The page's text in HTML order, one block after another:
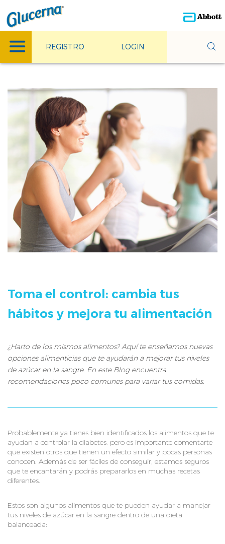
REGISTRO LOGIN
Toma el control: cambia tus
hábitos y mejora tu alimentación
¿Harto de los mismos alimentos? Aquí te enseñamos nuevas
opciones alimenticias que te ayudarán a mejorar tus niveles
de azúcar en la sangre. En este Blog encuentra
recomendaciones poco comunes para variar tus comidas.
Probablemente ya tienes bien identificados los alimentos que te
ayudan a controlar la diabetes, pero es importante comentarte
que existen otros que tienen un efecto similar y pocas personas
conocen. Además de ser fáciles de conseguir, estamos seguros
que te encantarán y podrás prepararlos en muchas recetas
diferentes.
Estos son algunos alimentos que te pueden ayudar a manejar
tus niveles de azúcar en la sangre dentro de una dieta
balanceada: